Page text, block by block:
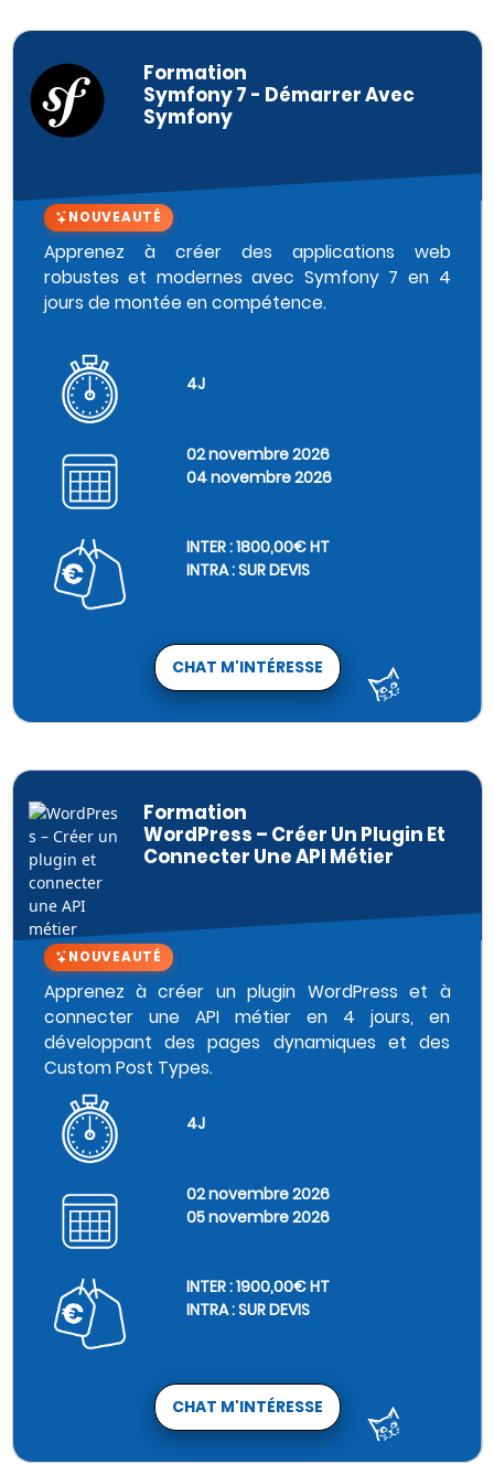
Formation
Symfony 7 - Démarrer Avec
Symfony
NOUVEAUTÉ
Apprenez à créer des applications web
robustes et modernes avec Symfony 7 en 4
jours de montée en compétence.
4J
02 novembre 2026
04 novembre 2026
INTER : 1800,00€ HT
INTRA : SUR DEVIS
CHAT M'INTÉRESSE
Formation
WordPress – Créer Un Plugin Et
Connecter Une API Métier
NOUVEAUTÉ
Apprenez à créer un plugin WordPress et à
connecter une API métier en 4 jours, en
développant des pages dynamiques et des
Custom Post Types.
4J
02 novembre 2026
05 novembre 2026
INTER : 1900,00€ HT
INTRA : SUR DEVIS
CHAT M'INTÉRESSE